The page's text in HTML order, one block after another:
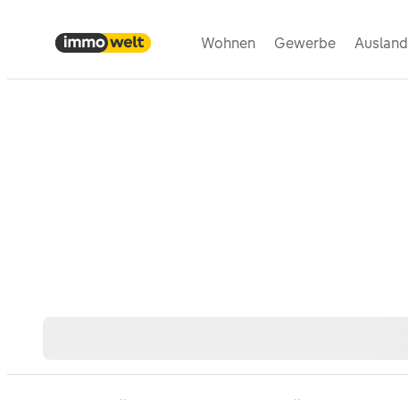
Wohnen Gewerbe Ausland